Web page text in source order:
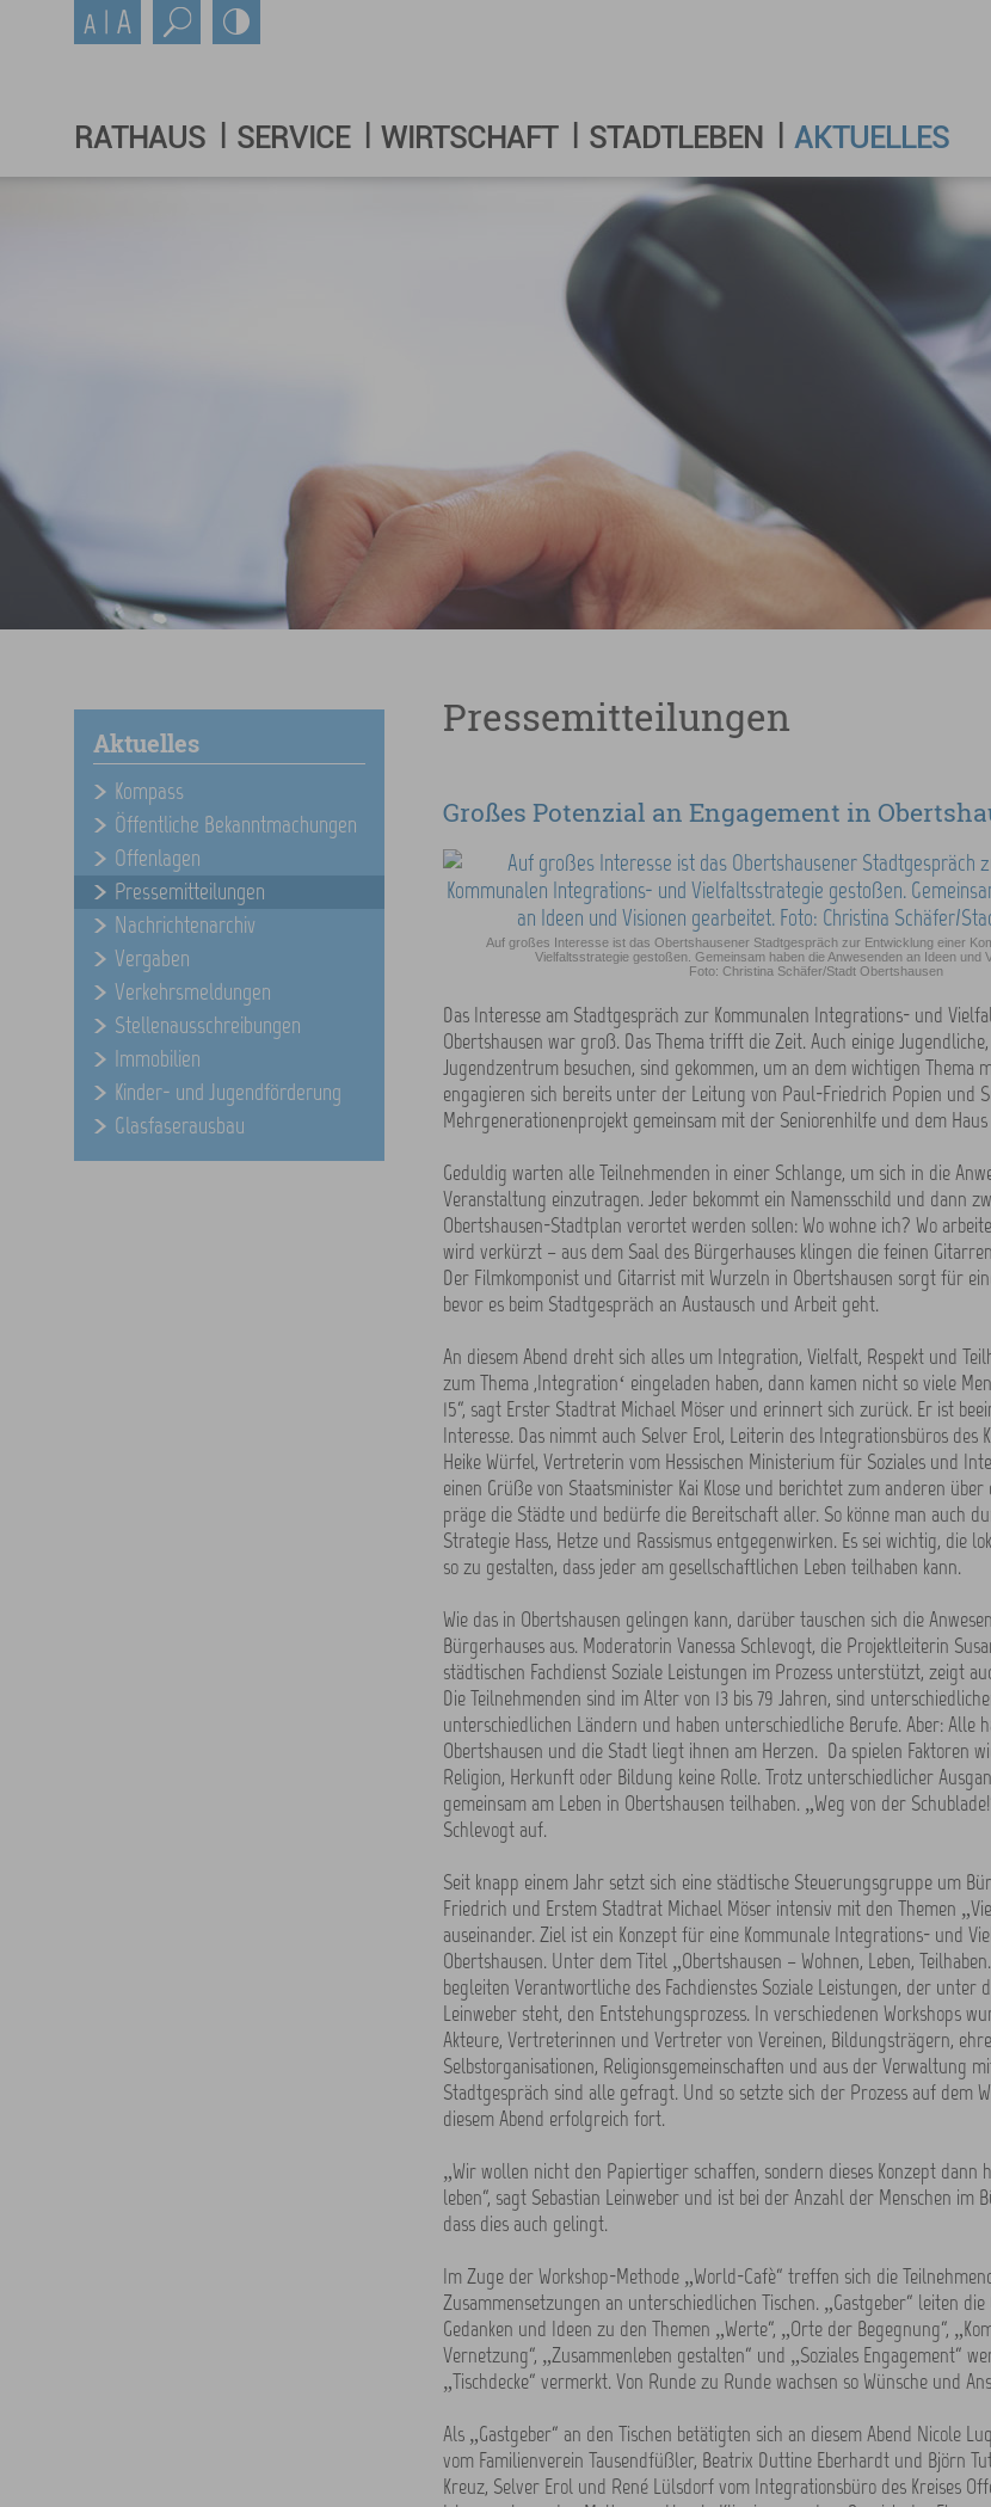
RATHAUS SERVICE WIRTSCHAFT STADTLEBEN AKTUELLES
Aktuelles
Kompass
Öffentliche Bekanntmachungen
Offenlagen
Pressemitteilungen
Nachrichtenarchiv
Vergaben
Verkehrsmeldungen
Stellenausschreibungen
Immobilien
Kinder- und Jugendförderung
Glasfaserausbau
Pressemitteilungen
Großes Potenzial an Engagement in
Auf großes Interesse ist das Obertshausener Stadtgespräch zur Entwicklung einer
Vielfaltsstrategie gestoßen. Gemeinsam haben die Anwesenden an Ideen und
Foto: Christina Schäfer/Stadt Obertshausen
Das Interesse am Stadtgespräch zur Kommunalen Integrations- und
Obertshausen war groß. Das Thema trifft die Zeit. Auch einige
Jugendzentrum besuchen, sind gekommen, um an dem wichtigen Thema
engagieren sich bereits unter der Leitung von Paul-Friedrich Popien und
Mehrgenerationenprojekt gemeinsam mit der Seniorenhilfe und dem Haus
Geduldig warten alle Teilnehmenden in einer Schlange, um sich in die
Veranstaltung einzutragen. Jeder bekommt ein Namensschild und dann
Obertshausen-Stadtplan verortet werden sollen: Wo wohne ich? Wo
wird verkürzt – aus dem Saal des Bürgerhauses klingen die feinen
Der Filmkomponist und Gitarrist mit Wurzeln in Obertshausen sorgt für
bevor es beim Stadtgespräch an Austausch und Arbeit geht.
An diesem Abend dreht sich alles um Integration, Vielfalt, Respekt und
zum Thema ,Integration‘ eingeladen haben, dann kamen nicht so viele
15“, sagt Erster Stadtrat Michael Möser und erinnert sich zurück. Er ist
Interesse. Das nimmt auch Selver Erol, Leiterin des Integrationsbüros des
Heike Würfel, Vertreterin vom Hessischen Ministerium für Soziales und
einen Grüße von Staatsminister Kai Klose und berichtet zum anderen über
präge die Städte und bedürfe die Bereitschaft aller. So könne man auch
Strategie Hass, Hetze und Rassismus entgegenwirken. Es sei wichtig, die
so zu gestalten, dass jeder am gesellschaftlichen Leben teilhaben kann.
Wie das in Obertshausen gelingen kann, darüber tauschen sich die
Bürgerhauses aus. Moderatorin Vanessa Schlevogt, die Projektleiterin
städtischen Fachdienst Soziale Leistungen im Prozess unterstützt, zeigt
Die Teilnehmenden sind im Alter von 13 bis 79 Jahren, sind
unterschiedlichen Ländern und haben unterschiedliche Berufe. Aber: Alle
Obertshausen und die Stadt liegt ihnen am Herzen. Da spielen Faktoren
Religion, Herkunft oder Bildung keine Rolle. Trotz unterschiedlicher
gemeinsam am Leben in Obertshausen teilhaben. „Weg von der
Schlevogt auf.
Seit knapp einem Jahr setzt sich eine städtische Steuerungsgruppe um
Friedrich und Erstem Stadtrat Michael Möser intensiv mit den Themen
auseinander. Ziel ist ein Konzept für eine Kommunale Integrations- und
Obertshausen. Unter dem Titel „Obertshausen – Wohnen, Leben,
begleiten Verantwortliche des Fachdienstes Soziale Leistungen, der unter
Leinweber steht, den Entstehungsprozess. In verschiedenen Workshops
Akteure, Vertreterinnen und Vertreter von Vereinen, Bildungsträgern,
Selbstorganisationen, Religionsgemeinschaften und aus der Verwaltung
Stadtgespräch sind alle gefragt. Und so setzte sich der Prozess auf dem
diesem Abend erfolgreich fort.
„Wir wollen nicht den Papiertiger schaffen, sondern dieses Konzept dann
leben“, sagt Sebastian Leinweber und ist bei der Anzahl der Menschen im
dass dies auch gelingt.
Im Zuge der Workshop-Methode „World-Cafè“ treffen sich die
Zusammensetzungen an unterschiedlichen Tischen. „Gastgeber“ leiten die
Gedanken und Ideen zu den Themen „Werte“, „Orte der Begegnung“,
Vernetzung“, „Zusammenleben gestalten“ und „Soziales Engagement“
„Tischdecke“ vermerkt. Von Runde zu Runde wachsen so Wünsche und
Als „Gastgeber“ an den Tischen betätigten sich an diesem Abend Nicole
vom Familienverein Tausendfüßler, Beatrix Duttine Eberhardt und Björn
Kreuz, Selver Erol und René Lülsdorf vom Integrationsbüro des Kreises